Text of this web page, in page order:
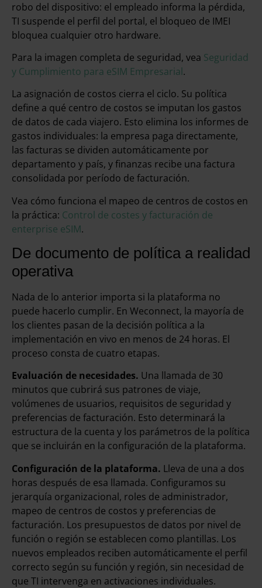
robo del dispositivo: el empleado informa la pérdida,
TI suspende el perfil del portal, el bloqueo de IMEI
bloquea cualquier otro hardware.
Para la imagen completa de seguridad, vea Seguridad
y Cumplimiento para eSIM Empresarial.
La asignación de costos cierra el ciclo. Su política
define a qué centro de costos se imputan los gastos
de datos de cada viajero. Esto elimina los informes de
gastos individuales: la empresa paga directamente,
las facturas se dividen automáticamente por
departamento y país, y finanzas recibe una factura
consolidada por período de facturación.
Vea cómo funciona el mapeo de centros de costos en
la práctica: Control de costes y facturación de
enterprise eSIM.
De documento de política a realidad
operativa
Nada de lo anterior importa si la plataforma no
puede hacerlo cumplir. En Weconnect, la mayoría de
los clientes pasan de la decisión política a la
implementación en vivo en menos de 24 horas. El
proceso consta de cuatro etapas.
Evaluación de necesidades. Una llamada de 30
minutos que cubrirá sus patrones de viaje,
volúmenes de usuarios, requisitos de seguridad y
preferencias de facturación. Esto determinará la
estructura de la cuenta y los parámetros de la política
que se incluirán en la configuración de la plataforma.
Configuración de la plataforma. Lleva de una a dos
horas después de esa llamada. Configuramos su
jerarquía organizacional, roles de administrador,
mapeo de centros de costos y preferencias de
facturación. Los presupuestos de datos por nivel de
función o región se establecen como plantillas. Los
nuevos empleados reciben automáticamente el perfil
correcto según su función y región, sin necesidad de
que TI intervenga en activaciones individuales.